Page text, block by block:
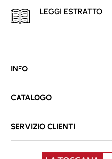
LEGGI ESTRATTO
INFO
CATALOGO
SERVIZIO CLIENTI